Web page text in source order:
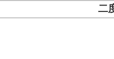
二